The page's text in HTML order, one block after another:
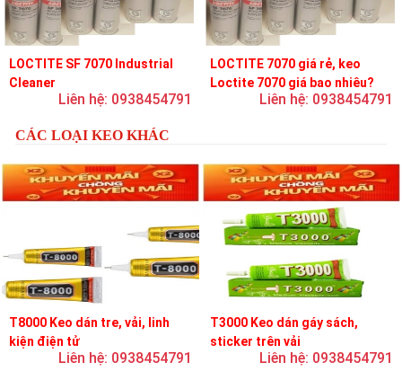
LOCTITE SF 7070 Industrial
Cleaner
Liên hệ: 0938454791
LOCTITE 7070 giá rẻ, keo
Loctite 7070 giá bao nhiêu?
Liên hệ: 0938454791
CÁC LOẠI KEO KHÁC
T8000 Keo dán tre, vải, linh
kiện điện tử
Liên hệ: 0938454791
T3000 Keo dán gáy sách,
sticker trên vải
Liên hệ: 0938454791